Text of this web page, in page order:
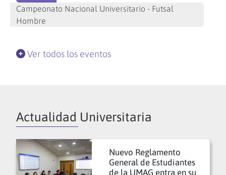
Campeonato Nacional Universitario - Futsal
Hombre
Ver todos los eventos
Actualidad Universitaria
Nuevo Reglamento
General de Estudiantes
de la UMAG entra en su